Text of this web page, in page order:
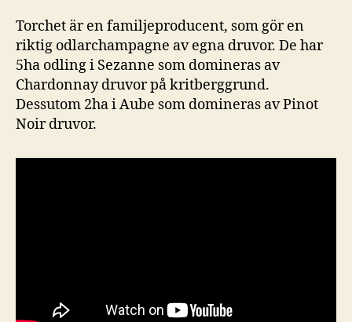
Torchet är en familjeproducent, som gör en
riktig odlarchampagne av egna druvor. De har
5ha odling i Sezanne som domineras av
Chardonnay druvor på kritberggrund.
Dessutom 2ha i Aube som domineras av Pinot
Noir druvor.